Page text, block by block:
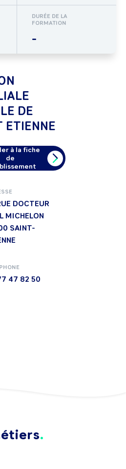
DURÉE DE LA
FORMATION
-
DE
ETIENNE
à la fiche
de
DOCTEUR
MICHELON
SAINT-
47 82 50